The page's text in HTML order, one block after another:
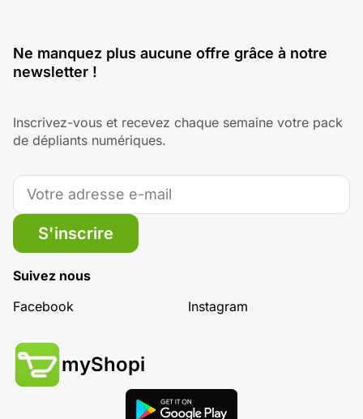
Ne manquez plus aucune offre grâce à notre
newsletter !
Inscrivez-vous et recevez chaque semaine votre pack
de dépliants numériques.
S'inscrire
Suivez nous
Facebook
Instagram
myShopi